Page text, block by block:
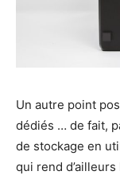
Un autre point
dédiés … de fait,
de stockage en
qui rend